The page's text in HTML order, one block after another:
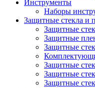
Инструменты
Наборы
Защитные стекла и
Защитные
Защитные
Защитные
Защитные
Защитные
Защитные